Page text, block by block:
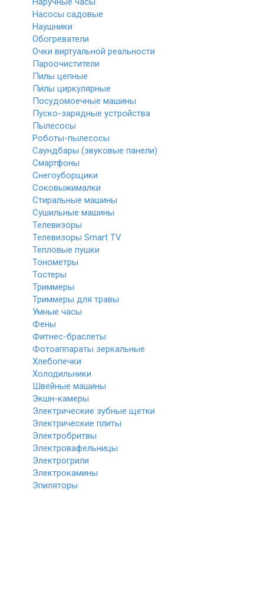
Насосы садовые
Наушники
Обогреватели
Очки виртуальной реальности
Пароочистители
Пилы цепные
Пилы циркулярные
Посудомоечные машины
Пуско-зарядные устройства
Пылесосы
Роботы-пылесосы
Саундбары (звуковые панели)
Смартфоны
Снегоуборщики
Соковыжималки
Стиральные машины
Сушильные машины
Телевизоры
Телевизоры Smart TV
Тепловые пушки
Тонометры
Тостеры
Триммеры
Триммеры для травы
Умные часы
Фены
Фитнес-браслеты
Фотоаппараты зеркальные
Хлебопечки
Холодильники
Швейные машины
Экшн-камеры
Электрические зубные щетки
Электрические плиты
Электробритвы
Электровафельницы
Электрогрили
Электрокамины
Эпиляторы